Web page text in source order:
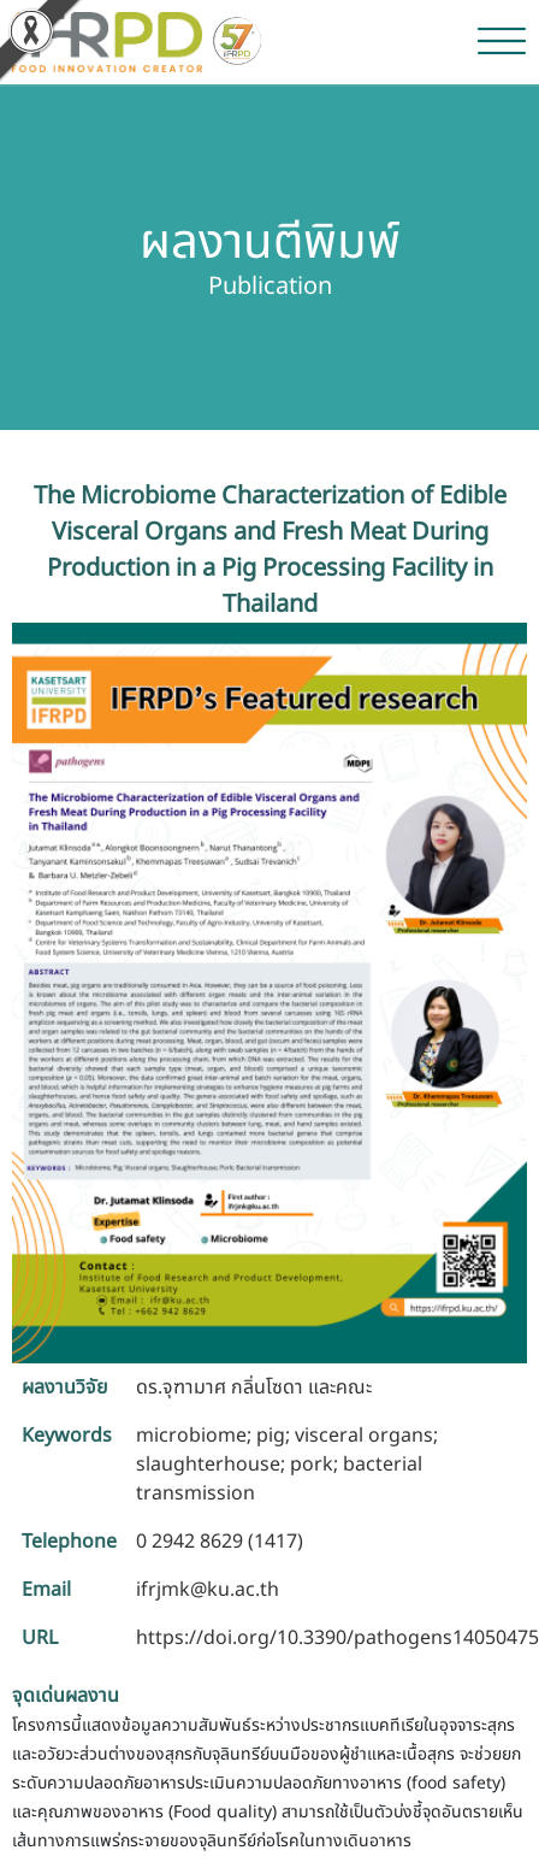
ผลิตภัณฑ์และจำหน่าย
เกี่ยวกับสถาบัน
บุคลากรสถาบัน
รับข้อร้องเรียนและข้อเสนอแนะ
ติดต่อเรา
สายตรงผู้บริหาร
ผลงานตีพิมพ์
Publication
The Microbiome Characterization of Edible
Visceral Organs and Fresh Meat During
Production in a Pig Processing Facility in
Thailand
ผลงานวิจัย
ดร.จุฑามาศ กลิ่นโซดา และคณะ
Keywords
microbiome; pig; visceral organs;
slaughterhouse; pork; bacterial
transmission
Telephone
0 2942 8629 (1417)
Email
ifrjmk@ku.ac.th
URL
https://doi.org/10.3390/pathogens14050475
จุดเด่นผลงาน
โครงการนี้แสดงข้อมูลความสัมพันธ์ระหว่างประชากรแบคทีเรียในอุจจาระสุกร
และอวัยวะส่วนต่างของสุกรกับจุลินทรีย์บนมือของผู้ชำแหละเนื้อสุกรจะช่วยยก
ระดับความปลอดภัยอาหารประเมินความปลอดภัยทางอาหาร (food safety)
และคุณภาพของอาหาร (Food quality)สามารถใช้เป็นตัวบ่งชี้จุดอันตรายเห็น
เส้นทางการแพร่กระจายของจุลินทรีย์ก่อโรคในทางเดินอาหาร